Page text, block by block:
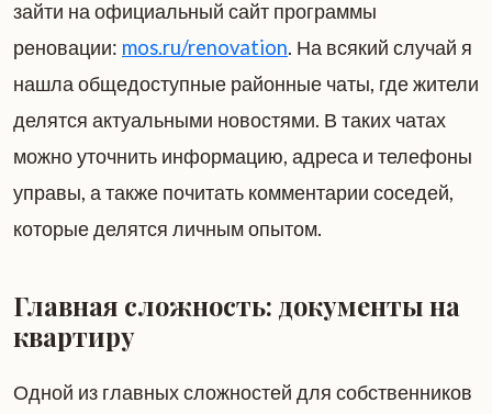
зайти на официальный сайт программы
реновации: mos.ru/renovation. На всякий случай я
нашла общедоступные районные чаты, где жители
делятся актуальными новостями. В таких чатах
можно уточнить информацию, адреса и телефоны
управы, а также почитать комментарии соседей,
которые делятся личным опытом.
Главная сложность: документы на
квартиру
Одной из главных сложностей для собственников